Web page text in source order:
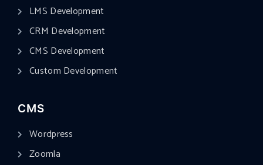
LMS Development
CRM Development
CMS Development
Custom Development
CMS
Wordpress
Zoomla